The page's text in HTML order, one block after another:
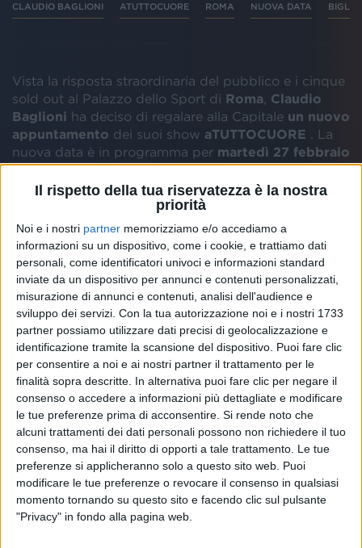
Il rispetto della tua riservatezza è la nostra
priorità
Noi e i nostri partner memorizziamo e/o accediamo a
informazioni su un dispositivo, come i cookie, e trattiamo dati
personali, come identificatori univoci e informazioni standard
inviate da un dispositivo per annunci e contenuti personalizzati,
misurazione di annunci e contenuti, analisi dell'audience e
sviluppo dei servizi. Con la tua autorizzazione noi e i nostri 1733
partner possiamo utilizzare dati precisi di geolocalizzazione e
identificazione tramite la scansione del dispositivo. Puoi fare clic
per consentire a noi e ai nostri partner il trattamento per le
finalità sopra descritte. In alternativa puoi fare clic per negare il
consenso o accedere a informazioni più dettagliate e modificare
le tue preferenze prima di acconsentire. Si rende noto che
alcuni trattamenti dei dati personali possono non richiedere il tuo
consenso, ma hai il diritto di opporti a tale trattamento. Le tue
preferenze si applicheranno solo a questo sito web. Puoi
modificare le tue preferenze o revocare il consenso in qualsiasi
momento tornando su questo sito e facendo clic sul pulsante
"Privacy" in fondo alla pagina web.
CLAUDIO BAGLIONI ATUTTOCUORE ROMA NUOVA DATA
Vista la risposta straordinaria del pubblico e i cinque
sold out al Palazzo dello Sport di Roma
Claudio
Baglioni ha deciso di regalare alla Capitale un nuovo
appuntamento dei suoi show aTUTTOCUORE . La
nuova data è in programma per martedì 27 febbraio
e, oltre a chiudere questotour, sarà l’ultima della
carriera del cantautore nelle arene indoor. Si tratta
del primo, importante, passo del countdown verso il
suo addio alle scene, annunciato per l’anno 2026.
Visualizza questo post su Instagram